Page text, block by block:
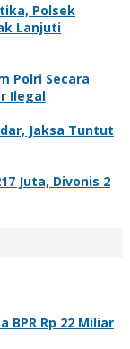
Polsek
Lanjuti
Polri Secara
Ilegal
Jaksa Tuntut
Juta, Divonis 2
BPR Rp 22 Miliar